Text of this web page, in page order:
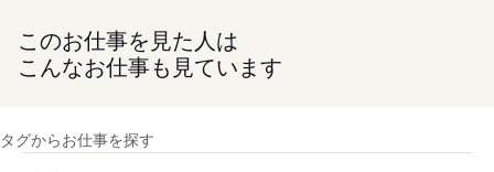
このお仕事を見た人は
こんなお仕事も見ています
タグからお仕事を探す